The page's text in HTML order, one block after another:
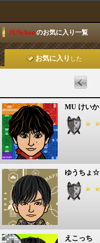
JUNchan のお気に入り一覧
お気に入り した
MU けいか
ゆうちょ☆
えこっち